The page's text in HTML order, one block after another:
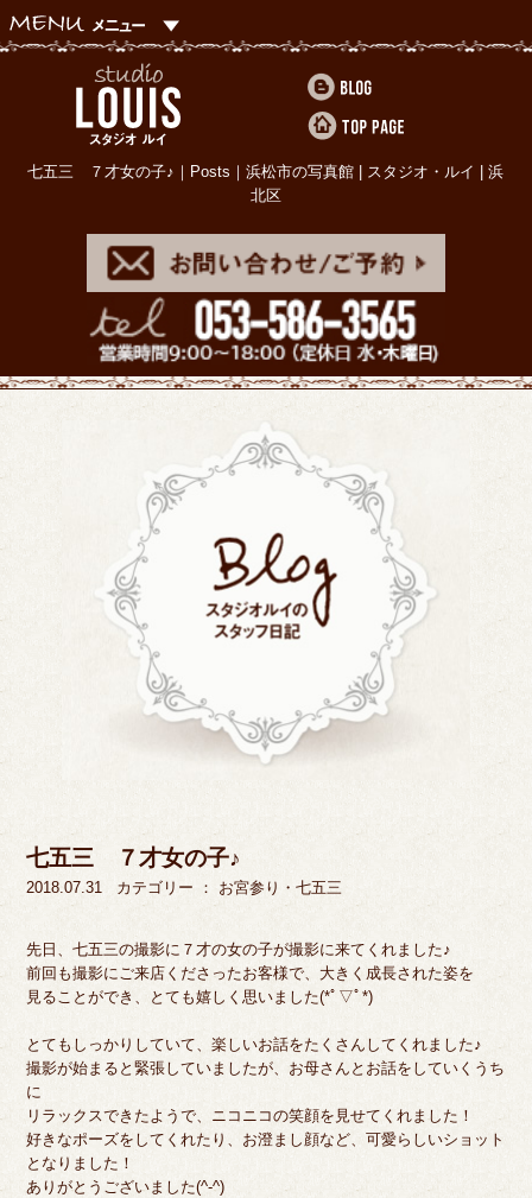
七五三 ７才女の子♪｜Posts｜浜松市の写真館 | スタジオ・ルイ | 浜
北区
七五三 ７才女の子♪
2018.07.31 カテゴリー ： お宮参り・七五三
先日、七五三の撮影に７才の女の子が撮影に来てくれました♪
前回も撮影にご来店くださったお客様で、大きく成長された姿を
見ることができ、とても嬉しく思いました(*ﾟ▽ﾟ*)
とてもしっかりしていて、楽しいお話をたくさんしてくれました♪
撮影が始まると緊張していましたが、お母さんとお話をしていくうち
に
リラックスできたようで、ニコニコの笑顔を見せてくれました！
好きなポーズをしてくれたり、お澄まし顔など、可愛らしいショット
となりました！
ありがとうございました(^-^)